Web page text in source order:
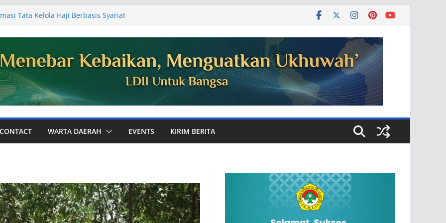
Tata Kelola Haji Berbasis Syariat
PC LDII Tualang
81, Warga PC LDII Dayun Gelar Kerja
Masjid
Kabupaten Siak Audiensi ke
Laporan Kegiatan Semester I
Pembinaan Karakter Generasi
Bola
CONTACT WARTA DAERAH EVENTS KIRIM BERITA